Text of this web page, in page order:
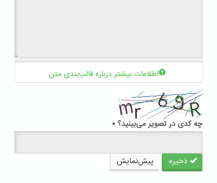
اطلاعات بیشتر درباره قالب‌بندی متن
چه کدی در تصویر می‌بینید؟ *
ذخیره پیش‌نمایش